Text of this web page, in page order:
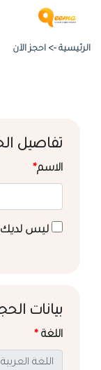
الرئيسية -> احجز الآن
تفاصيل
الاسم*
ليس
بيانات
اللغة *